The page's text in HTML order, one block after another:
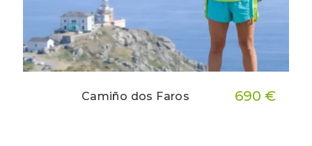
Camiño dos Faros 690 €